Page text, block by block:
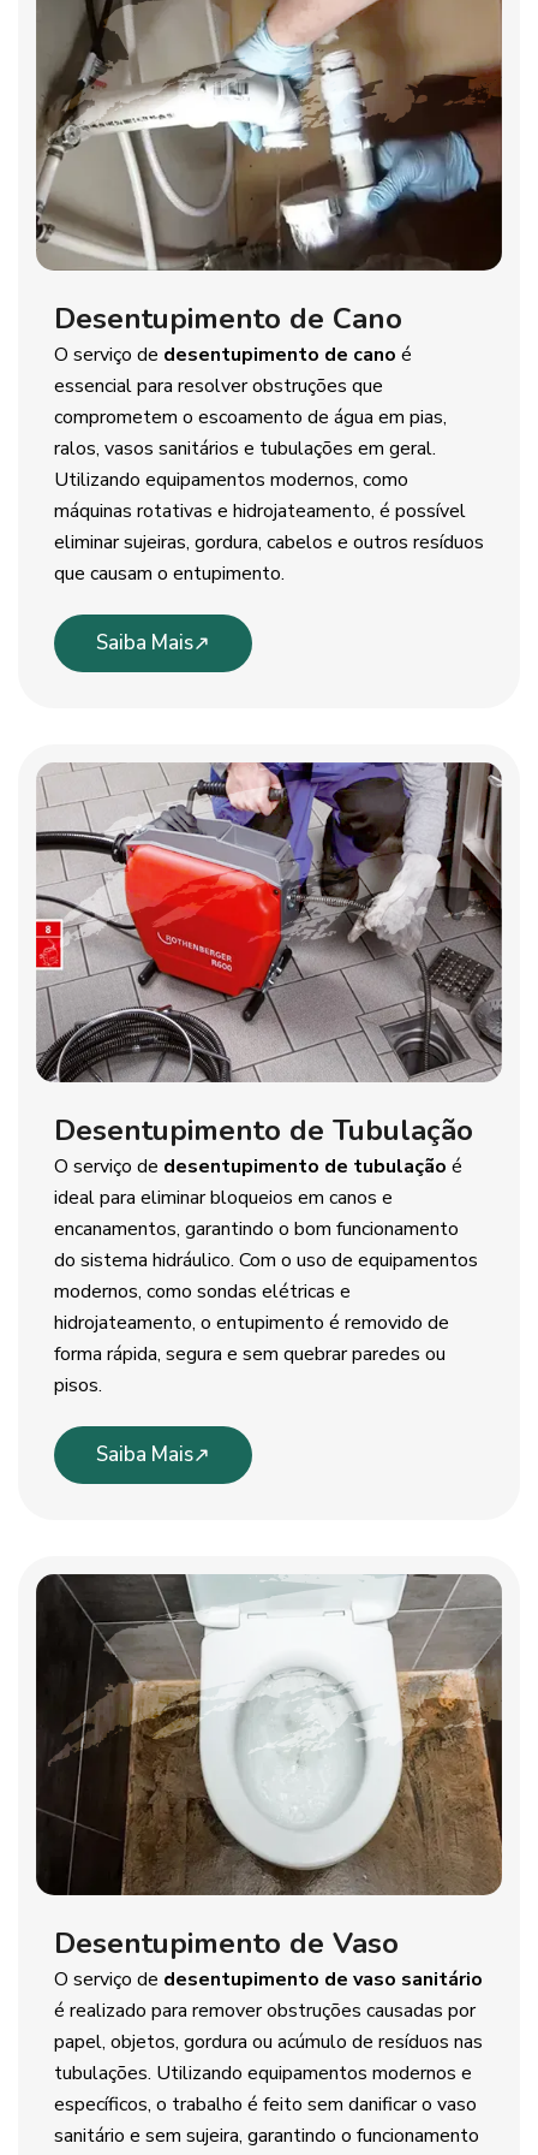
Desentupimento de Cano
O serviço de desentupimento de cano é
essencial para resolver obstruções que
comprometem o escoamento de água em pias,
ralos, vasos sanitários e tubulações em geral.
Utilizando equipamentos modernos, como
máquinas rotativas e hidrojateamento, é possível
eliminar sujeiras, gordura, cabelos e outros resíduos
que causam o entupimento.
Saiba Mais
Desentupimento de Tubulação
O serviço de desentupimento de tubulação é
ideal para eliminar bloqueios em canos e
encanamentos, garantindo o bom funcionamento
do sistema hidráulico. Com o uso de equipamentos
modernos, como sondas elétricas e
hidrojateamento, o entupimento é removido de
forma rápida, segura e sem quebrar paredes ou
pisos.
Saiba Mais
Desentupimento de Vaso
O serviço de desentupimento de vaso sanitário
é realizado para remover obstruções causadas por
papel, objetos, gordura ou acúmulo de resíduos nas
tubulações. Utilizando equipamentos modernos e
específicos, o trabalho é feito sem danificar o vaso
sanitário e sem sujeira, garantindo o funcionamento